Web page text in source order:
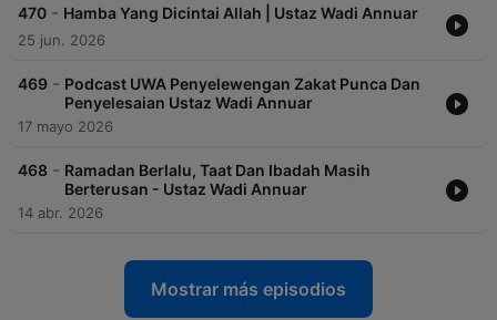
470 - Hamba Yang Dicintai Allah | Ustaz Wadi Annuar
25 jun. 2026
469 - Podcast UWA Penyelewengan Zakat Punca Dan
Penyelesaian Ustaz Wadi Annuar
17 mayo 2026
468 - Ramadan Berlalu, Taat Dan Ibadah Masih
Berterusan - Ustaz Wadi Annuar
14 abr. 2026
Mostrar más episodios